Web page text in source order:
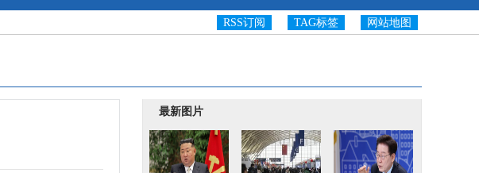
网站地图
TAG标签
RSS订阅
最新图片